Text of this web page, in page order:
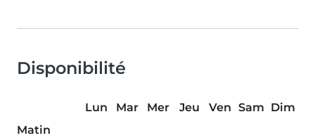
Disponibilité
Lun Mar Mer Jeu Ven Sam Dim
Matin